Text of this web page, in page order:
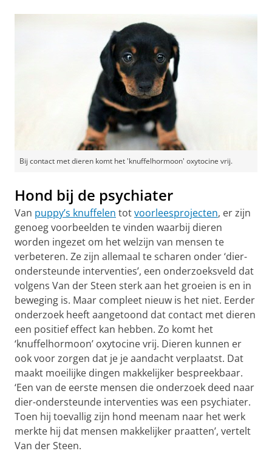
Bij contact met dieren komt het 'knuffelhormoon' oxytocine vrij.
Hond bij de psychiater
Van puppy’s knuffelen totvoorleesprojecten, er zijn
genoeg voorbeelden te vinden waarbij dieren
worden ingezet om het welzijn van mensen te
verbeteren. Ze zijn allemaal te scharen onder ‘dier-
ondersteunde interventies’, een onderzoeksveld dat
volgens Van der Steen sterk aan het groeien is en in
beweging is. Maar compleet nieuw is het niet. Eerder
onderzoek heeft aangetoond dat contact met dieren
een positief effect kan hebben. Zo komt het
‘knuffelhormoon’ oxytocine vrij. Dieren kunnen er
ook voor zorgen dat je je aandacht verplaatst. Dat
maakt moeilijke dingen makkelijker bespreekbaar.
‘Een van de eerste mensen die onderzoek deed naar
dier-ondersteunde interventies was een psychiater.
Toen hij toevallig zijn hond meenam naar het werk
merkte hij dat mensen makkelijker praatten’, vertelt
Van der Steen.